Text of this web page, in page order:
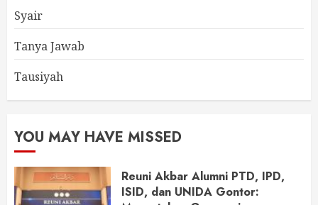
Syair
Tanya Jawab
Tausiyah
YOU MAY HAVE MISSED
Reuni Akbar Alumni PTD, IPD,
ISID, dan UNIDA Gontor: